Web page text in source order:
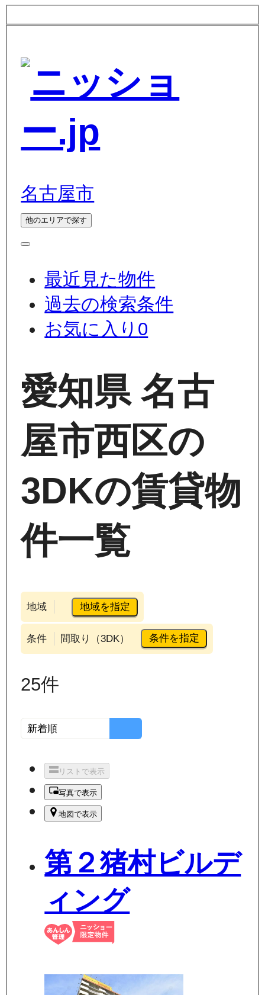
名古屋市
他のエリアで探す
最近見た物件
過去の検索条件
お気に入り 0
愛知県 名古
屋市西区の
3DKの賃貸物
件一覧
地域 地域を指定
条件 間取り（3DK） 条件を指定
25件
リストで表示
写真で表示
地図で表示
第２猪村ビルデ
ィング